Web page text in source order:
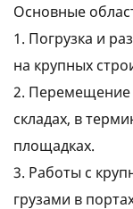
Основные
1. Погрузка и
на крупных
2. Перемещение
складах, в
площадках.
3. Работы с
грузами в